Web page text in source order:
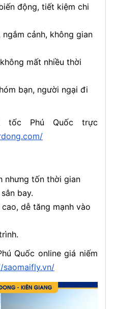
động, tiết kiệm chi
cảnh, không gian
mất nhiều thời
bạn, người ngại đi
Phú Quốc trực
nhưng tốn thời gian
bay.
dễ tăng mạnh vào
Quốc online giá niếm
saomaifly.vn/